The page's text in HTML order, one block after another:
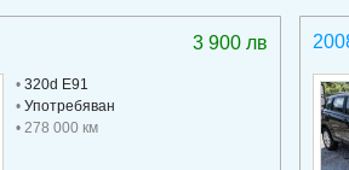
3 900 лв
• 320d E91
• Употребяван
• 278 000 км